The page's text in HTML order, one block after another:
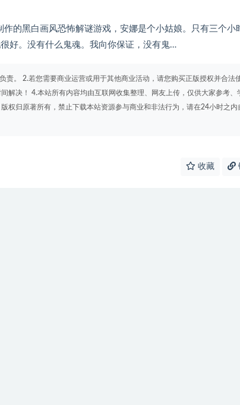
的黑白画风恐怖解谜游戏，安娜是个小姑娘。只有三个小
好。没有什么鬼魂。我向你保证，没有鬼…
责。 2.若您需要商业运营或用于其他商业活动，请您购买正版授权并合法
解决！ 4.本站所有内容均由互联网收集整理、网友上传，仅供大家参考、
权归原著所有，禁止下载本站资源参与商业和非法行为，请在24小时之内
收藏